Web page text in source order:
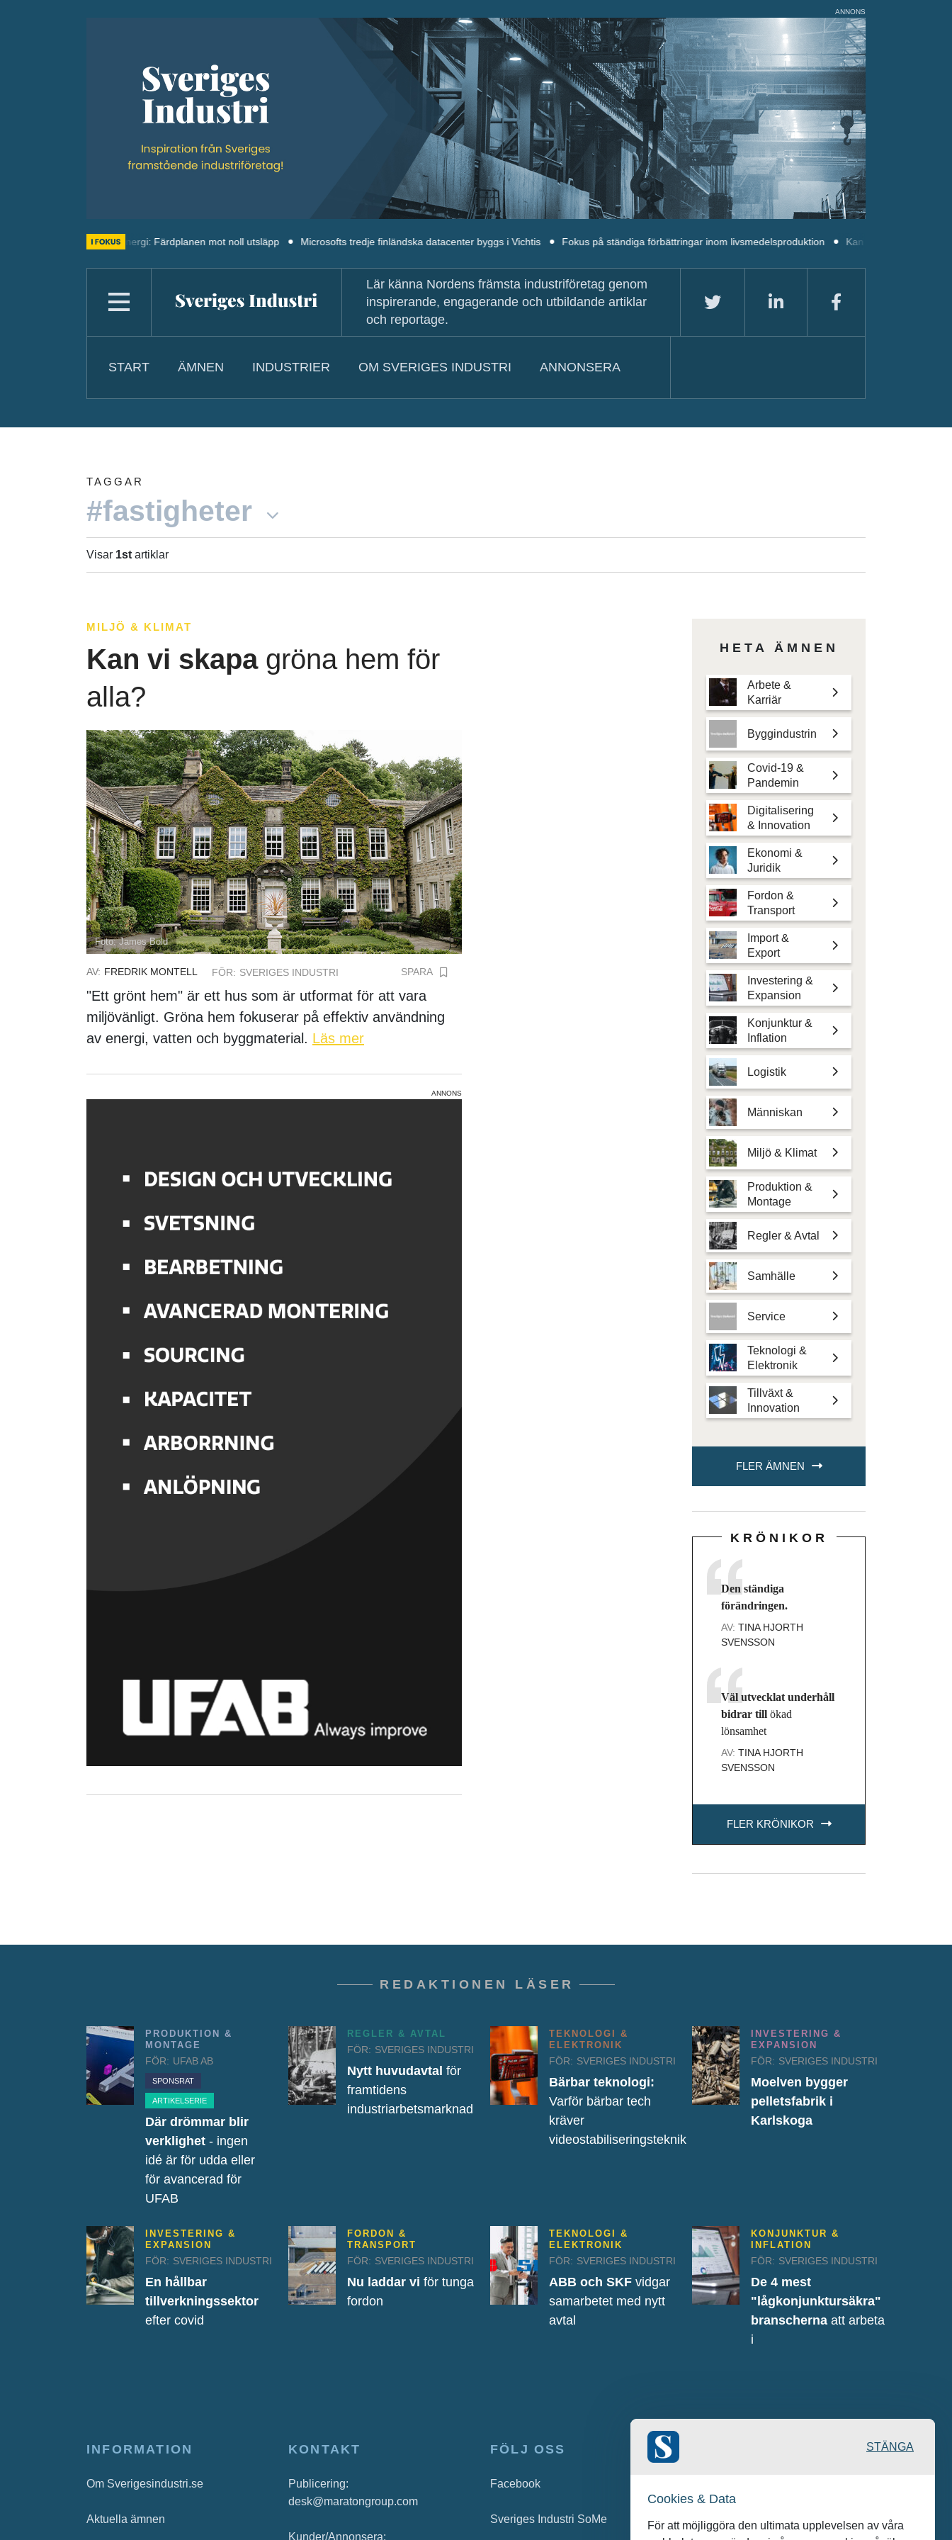
ANNONS
Termisk energi: Färdplanen mot noll utsläpp Microsofts tredje finländska datacenter byggs i Vichtis Fokus på ständiga förbättringar inom livsmedelsproduktion Kan vi skapa gröna hem för alla?
Lär känna Nordens främsta industriföretag genom
inspirerande, engagerande och utbildande artiklar
och reportage.
START ÄMNEN INDUSTRIER OM SVERIGES INDUSTRI ANNONSERA
TAGGAR
#fastigheter
Visar 1st artiklar
MILJÖ & KLIMAT
Kan vi skapagröna hem för
alla?
Foto: James Bold
AV: FREDRIK MONTELL FÖR: SVERIGES INDUSTRI SPARA
"Ett grönt hem" är ett hus som är utformat för att vara
miljövänligt. Gröna hem fokuserar på effektiv användning
av energi, vatten och byggmaterial. Läs mer
ANNONS
HETA ÄMNEN
Arbete &
Karriär
Byggindustrin
Covid-19 &
Pandemin
Digitalisering
& Innovation
Ekonomi &
Juridik
Fordon &
Transport
Import &
Export
Investering &
Expansion
Konjunktur &
Inflation
Logistik
Människan
Miljö & Klimat
Produktion &
Montage
Regler & Avtal
Samhälle
Service
Teknologi &
Elektronik
Tillväxt &
Innovation
FLER ÄMNEN
KRÖNIKOR
Den ständiga
förändringen.
AV: TINA HJORTH
SVENSSON
Väl utvecklat underhåll
bidrar till ökad
lönsamhet
AV: TINA HJORTH
SVENSSON
FLER KRÖNIKOR
REDAKTIONEN LÄSER
PRODUKTION &
MONTAGE
FÖR: UFAB AB
SPONSRAT
ARTIKELSERIE
Där drömmar blir
verklighet - ingen
idé är för udda eller
för avancerad för
UFAB
REGLER & AVTAL
FÖR: SVERIGES INDUSTRI
Nytt huvudavtal för
framtidens
industriarbetsmarknad
TEKNOLOGI &
ELEKTRONIK
FÖR: SVERIGES INDUSTRI
Bärbar teknologi:
Varför bärbar tech
kräver
videostabiliseringsteknik
INVESTERING &
EXPANSION
FÖR: SVERIGES INDUSTRI
Moelven bygger
pelletsfabrik i
Karlskoga
INVESTERING &
EXPANSION
FÖR: SVERIGES INDUSTRI
En hållbar
tillverkningssektor
efter covid
FORDON &
TRANSPORT
FÖR: SVERIGES INDUSTRI
Nu laddar vi för tunga
fordon
TEKNOLOGI &
ELEKTRONIK
FÖR: SVERIGES INDUSTRI
ABB och SKF vidgar
samarbetet med nytt
avtal
KONJUNKTUR &
INFLATION
FÖR: SVERIGES INDUSTRI
De 4 mest
"lågkonjunktursäkra"
branscherna att arbeta
i
INFORMATION
Om Sverigesindustri.se
Aktuella ämnen
KONTAKT
Publicering:
desk@maratongroup.com
Kunder/Annonsera:
FÖLJ OSS
Facebook
Sveriges Industri SoMe
STÄNGA
Cookies & Data
För att möjliggöra den ultimata upplevelsen av våra